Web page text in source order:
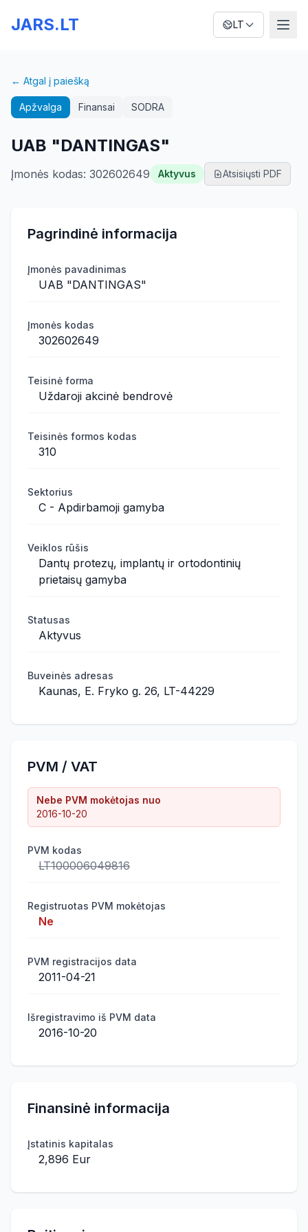
JARS.LT LT
← Atgal į paiešką
Apžvalga Finansai SODRA
UAB "DANTINGAS"
Įmonės kodas: 302602649 Aktyvus Atsisiųsti PDF
Pagrindinė informacija
Įmonės pavadinimas
UAB "DANTINGAS"
Įmonės kodas
302602649
Teisinė forma
Uždaroji akcinė bendrovė
Teisinės formos kodas
310
Sektorius
C - Apdirbamoji gamyba
Veiklos rūšis
Dantų protezų, implantų ir ortodontinių
prietaisų gamyba
Statusas
Aktyvus
Buveinės adresas
Kaunas, E. Fryko g. 26, LT-44229
PVM / VAT
Nebe PVM mokėtojas nuo
2016-10-20
PVM kodas
LT100006049816
Registruotas PVM mokėtojas
Ne
PVM registracijos data
2011-04-21
Išregistravimo iš PVM data
2016-10-20
Finansinė informacija
Įstatinis kapitalas
2,896 Eur